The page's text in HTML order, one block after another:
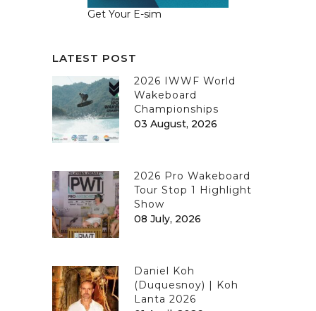
Get Your E-sim
LATEST POST
2026 IWWF World
Wakeboard
Championships
03 August, 2026
2026 Pro Wakeboard
Tour Stop 1 Highlight
Show
08 July, 2026
Daniel Koh
(Duquesnoy) | Koh
Lanta 2026